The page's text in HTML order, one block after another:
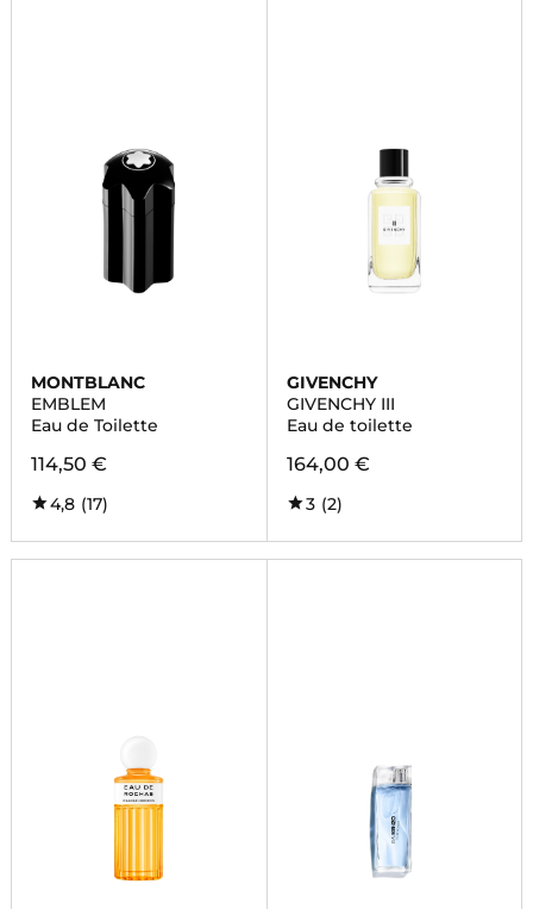
MONTBLANC
EMBLEM
Eau de Toilette
114,50 €
4,8 (17)
GIVENCHY
GIVENCHY III
Eau de toilette
164,00 €
3 (2)